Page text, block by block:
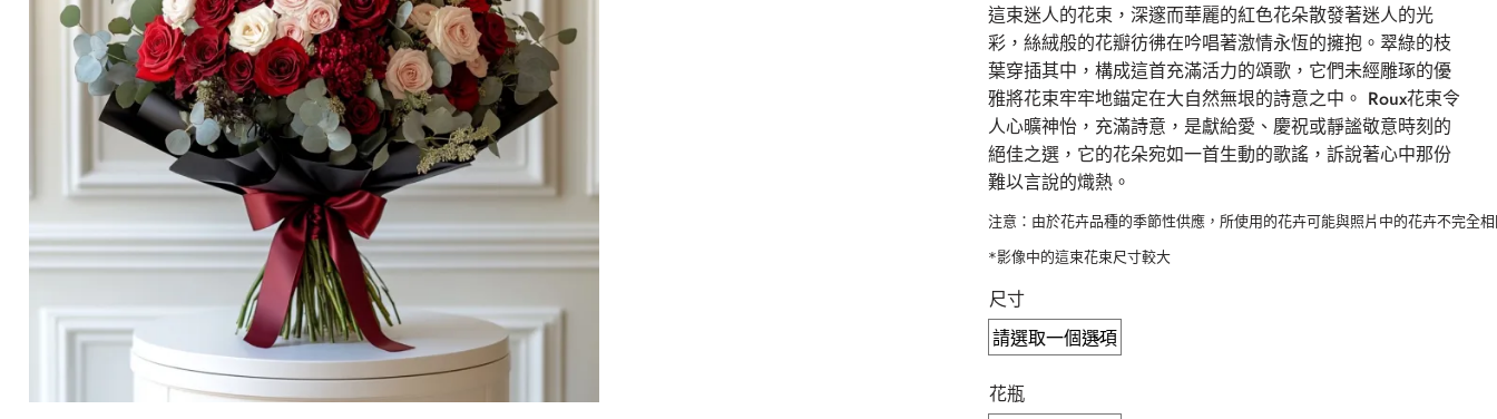
這束迷人的花束，深邃而華麗的紅色花朵散發著迷人的光
彩，絲絨般的花瓣彷彿在吟唱著激情永恆的擁抱。翠綠的枝
葉穿插其中，構成這首充滿活力的頌歌，它們未經雕琢的優
雅將花束牢牢地錨定在大自然無垠的詩意之中。 Roux花束令
人心曠神怡，充滿詩意，是獻給愛、慶祝或靜謐敬意時刻的
絕佳之選，它的花朵宛如一首生動的歌謠，訴說著心中那份
難以言說的熾熱。
注意：由於花卉品種的季節性供應，所使用的花卉可能與照片中的花卉不完全
*影像中的這束花束尺寸較大
尺寸
花瓶